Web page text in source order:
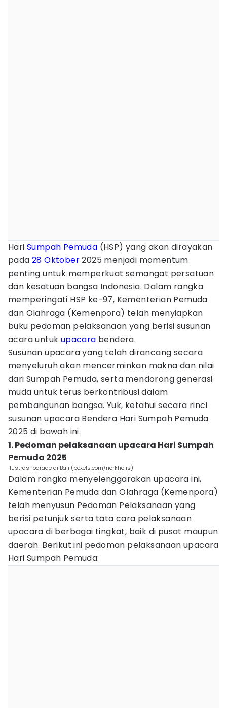
Hari Sumpah Pemuda (HSP) yang akan dirayakan
pada 28 Oktober2025 menjadi momentum
penting untuk memperkuat semangat persatuan
dan kesatuan bangsa Indonesia. Dalam rangka
memperingati HSP ke-97, Kementerian Pemuda
dan Olahraga (Kemenpora) telah menyiapkan
buku pedoman pelaksanaan yang berisi susunan
acara untuk upacara bendera.
Susunan upacara yang telah dirancang secara
menyeluruh akan mencerminkan makna dan nilai
dari Sumpah Pemuda, serta mendorong generasi
muda untuk terus berkontribusi dalam
pembangunan bangsa. Yuk, ketahui secara rinci
susunan upacara Bendera Hari Sumpah Pemuda
2025 di bawah ini.
1. Pedoman pelaksanaan upacara Hari Sumpah
Pemuda 2025
ilustrasi parade di Bali (pexels.com/norkholis)
Dalam rangka menyelenggarakan upacara ini,
Kementerian Pemuda dan Olahraga (Kemenpora)
telah menyusun Pedoman Pelaksanaan yang
berisi petunjuk serta tata cara pelaksanaan
upacara di berbagai tingkat, baik di pusat maupun
daerah. Berikut ini pedoman pelaksanaan upacara
Hari Sumpah Pemuda: